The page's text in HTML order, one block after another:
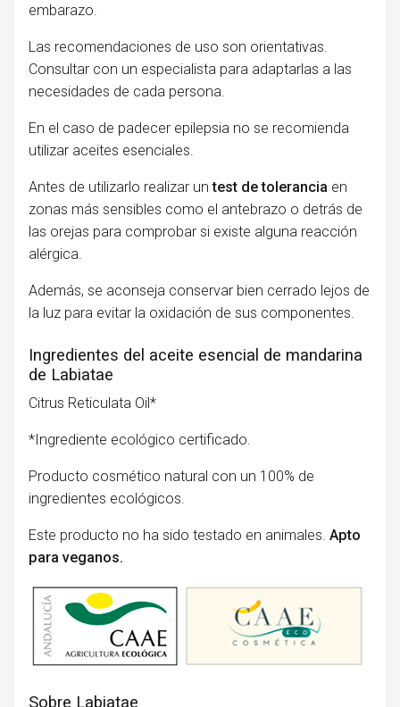
embarazo.
Las recomendaciones de uso son orientativas.
Consultar con un especialista para adaptarlas a las
necesidades de cada persona.
En el caso de padecer epilepsia no se recomienda
utilizar aceites esenciales.
Antes de utilizarlo realizar untest de tolerancia en
zonas más sensibles como el antebrazo o detrás de
las orejas para comprobar si existe alguna reacción
alérgica.
Además, se aconseja conservar bien cerrado lejos de
la luz para evitar la oxidación de sus componentes.
Ingredientes del aceite esencial de mandarina
de Labiatae
Citrus Reticulata Oil*
*Ingrediente ecológico certificado.
Producto cosmético natural con un 100% de
ingredientes ecológicos.
Este producto no ha sido testado en animales. Apto
para veganos.
Sobre Labiatae